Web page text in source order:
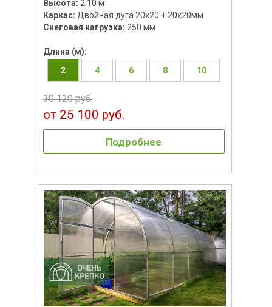
Высота: 2.10 м
Каркас: Двойная дуга 20х20 + 20х20мм
Снеговая нагрузка: 250 мм
Длина (м):
2
4 6 8 10
30 120 руб.
от 25 100 руб.
Подробнее